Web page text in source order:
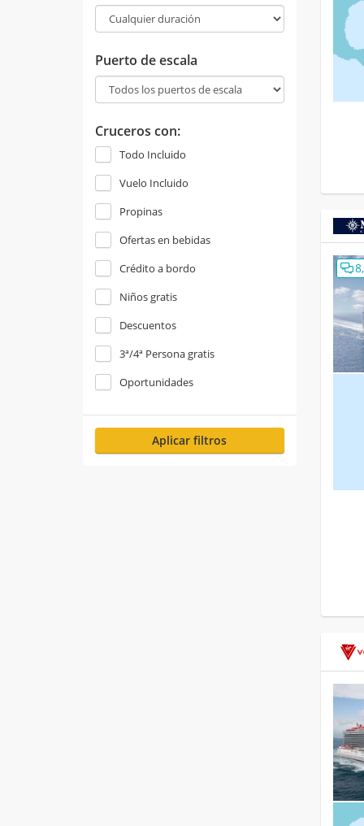
Puerto de escala
Cruceros con:
Todo Incluido
Vuelo Incluido
Propinas
Ofertas en bebidas
Crédito a bordo
Niños gratis
Descuentos
3ª/4ª Persona gratis
Oportunidades
Aplicar filtros